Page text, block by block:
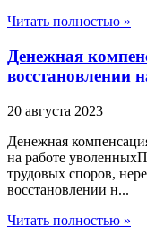
Читать полностью »
Денежная
восстановлении
20 августа 2023
Денежная
на работе
трудовых споров,
восстановлении н...
Читать полностью »